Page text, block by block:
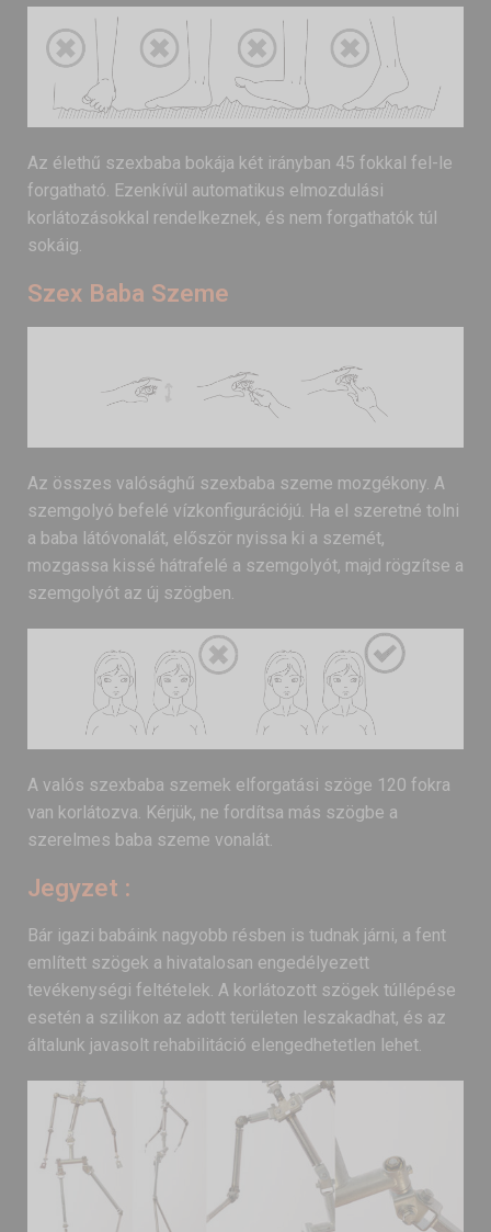
Az élethű szexbaba bokája két irányban 45 fokkal fel-le
forgatható. Ezenkívül automatikus elmozdulási
korlátozásokkal rendelkeznek, és nem forgathatók túl
sokáig.
Szex Baba Szeme
Az összes valósághű szexbaba szeme mozgékony. A
szemgolyó befelé vízkonfigurációjú. Ha el szeretné tolni
a baba látóvonalát, először nyissa ki a szemét,
mozgassa kissé hátrafelé a szemgolyót, majd rögzítse a
szemgolyót az új szögben.
A valós szexbaba szemek elforgatási szöge 120 fokra
van korlátozva. Kérjük, ne fordítsa más szögbe a
szerelmes baba szeme vonalát.
Jegyzet :
Bár igazi babáink nagyobb résben is tudnak járni, a fent
említett szögek a hivatalosan engedélyezett
tevékenységi feltételek. A korlátozott szögek túllépése
esetén a szilikon az adott területen leszakadhat, és az
általunk javasolt rehabilitáció elengedhetetlen lehet.